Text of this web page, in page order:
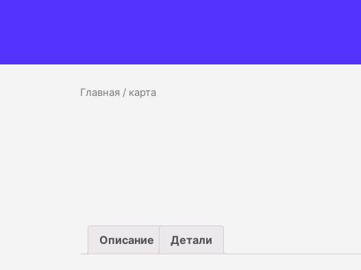
Главная / карта
Описание Детали